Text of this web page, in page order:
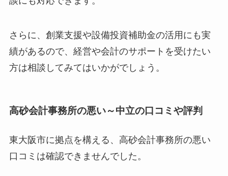
さらに、創業支援や設備投資補助金の活用にも実
績があるので、経営や会計のサポートを受けたい
方は相談してみてはいかがでしょう。
高砂会計事務所の悪い～中立の口コミや評判
東大阪市に拠点を構える、高砂会計事務所の悪い
口コミは確認できませんでした。